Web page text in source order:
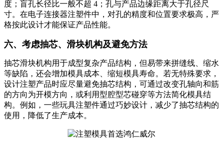
度；盲孔长径比一般不超 4；孔与产品边缘距离大于孔径尺
寸。在电子连接器注塑件中，对孔的精度和位置要求极高，严
格按此设计才能保证产品性能。
六、考虑抽芯、滑块机构及避免方法
抽芯滑块机构用于成型复杂产品结构，但易带来拼缝线、缩水
等缺陷，还会增加模具成本、缩短模具寿命。若无特殊要求，
设计注塑产品时应尽量避免抽芯结构，可通过改变孔轴向和筋
的方向为开模方向，或利用型腔型芯碰穿等方法简化模具结
构。例如，一些玩具注塑件通过巧妙设计，减少了抽芯结构的
使用，降低了生产成本。